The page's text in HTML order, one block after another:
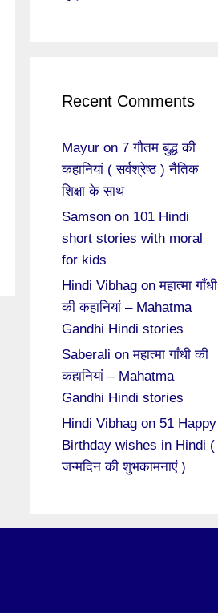
Recent Comments
Mayur on 7 गौतम बुद्ध की
कहानियां ( सर्वश्रेष्ठ ) नैतिक
शिक्षा के साथ
Samson on 101 Hindi
short stories with moral
for kids
Hindi Vibhag onमहात्मा गाँधी
की कहानियां – Mahatma
Gandhi Hindi stories
Saberali onमहात्मा गाँधी की
कहानियां – Mahatma
Gandhi Hindi stories
Hindi Vibhag on 51 Happy
Birthday wishes in Hindi (
जन्मदिन की शुभकामनाएं )